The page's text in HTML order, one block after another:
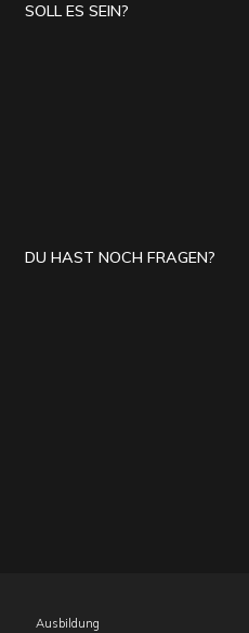
SOLL ES SEIN?
DU HAST NOCH FRAGEN?
Ausbildung